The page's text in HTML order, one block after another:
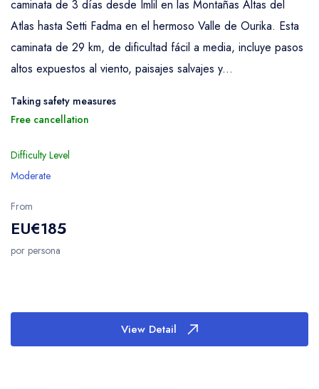
caminata de 3 días desde Imlil en las Montañas Altas del
Atlas hasta Setti Fadma en el hermoso Valle de Ourika. Esta
caminata de 29 km, de dificultad fácil a media, incluye pasos
altos expuestos al viento, paisajes salvajes y...
Taking safety measures
Free cancellation
Difficulty Level
Moderate
From
EU€185
por persona
View Detail